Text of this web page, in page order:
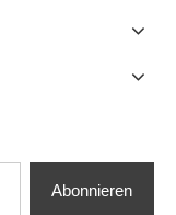
Abonnieren